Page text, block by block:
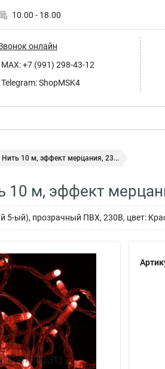
10.00 - 18.00
онлайн
MAX: +7 (991) 298-43-12
Telegram: ShopMSK4
Нить 10 м, эффект мерцания, 23...
10 м, эффект
5-ый), прозрачный ПВХ, 230В, цвет: